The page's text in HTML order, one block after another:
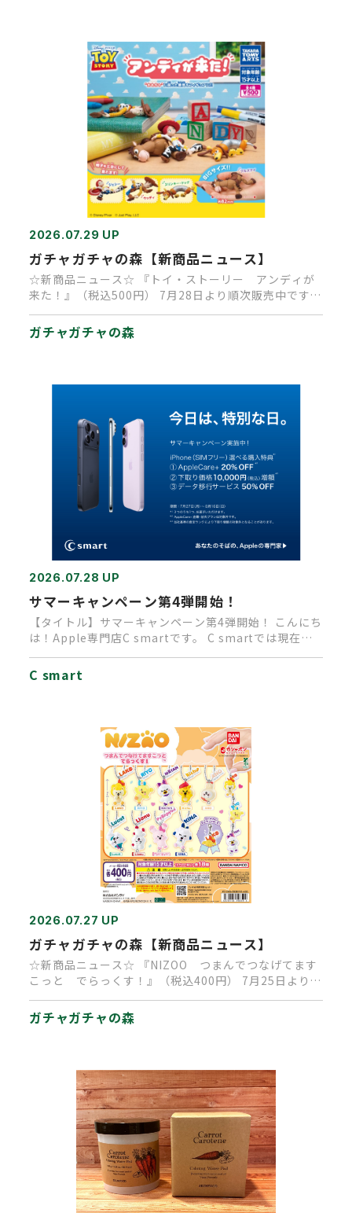
2026.07.29 UP
ガチャガチャの森【新商品ニュース】
☆新商品ニュース☆ 『トイ・ストーリー アンディが
来た！』（税込500円） 7月28日より順次販売中です
ガチャガチャの森
2026.07.28 UP
サマーキャンペーン第4弾開始！
【タイトル】サマーキャンペーン第4弾開始！ こんにち
は！Apple専門店C smartです。 C smartでは現在、
C smart
2026.07.27 UP
ガチャガチャの森【新商品ニュース】
☆新商品ニュース☆ 『NIZOO つまんでつなげてます
こっと でらっくす！』（税込400円） 7月25日より順
ガチャガチャの森